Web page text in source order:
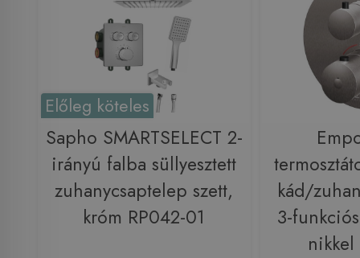
Előleg köteles
Sapho SMARTSELECT 2-
irányú falba süllyesztett
zuhanycsaptelep szett,
króm RP042-01
kád/
3-